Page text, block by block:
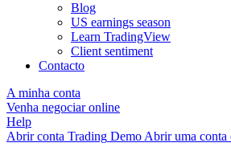
Blog
US earnings season
Learn TradingView
Client sentiment
Contacto
A minha conta
Venha negociar online
Help
Abrir conta Trading Demo Abrir uma conta